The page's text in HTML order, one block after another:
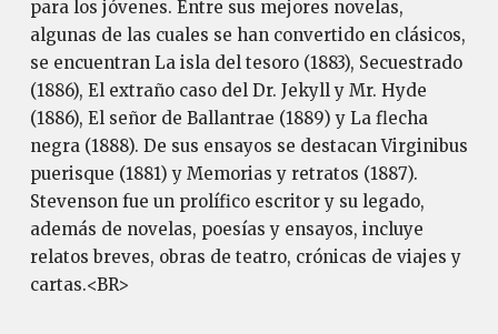
para los jóvenes. Entre sus mejores novelas,
algunas de las cuales se han convertido en clásicos,
se encuentran La isla del tesoro (1883), Secuestrado
(1886), El extraño caso del Dr. Jekyll y Mr. Hyde
(1886), El señor de Ballantrae (1889) y La flecha
negra (1888). De sus ensayos se destacan Virginibus
puerisque (1881) y Memorias y retratos (1887).
Stevenson fue un prolífico escritor y su legado,
además de novelas, poesías y ensayos, incluye
relatos breves, obras de teatro, crónicas de viajes y
cartas.<BR>